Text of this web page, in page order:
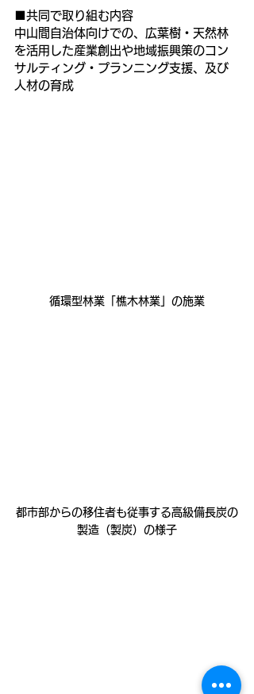
■共同で取り組む内容
中山間自治体向けでの、広葉樹・天然林
を活用した産業創出や地域振興策のコン
サルティング・プランニング支援、及び
人材の育成
循環型林業「樵木林業」の施業
都市部からの移住者も従事する高級備長炭の
製造（製炭）の様子